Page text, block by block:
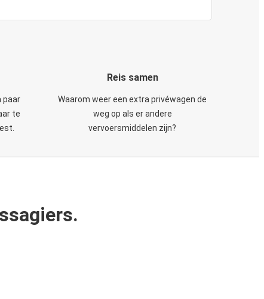
paar
te
Reis samen
Waarom weer een extra privéwagen de
weg op als er andere
vervoersmiddelen zijn?